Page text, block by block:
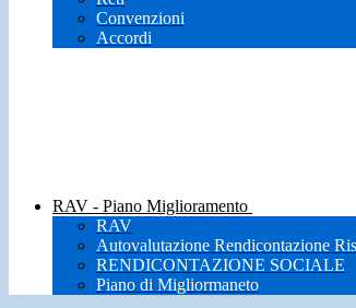
Convenzioni
Accordi
RAV - Piano Miglioramento
RAV
Autovalutazione Rendicontazione
RENDICONTAZIONE SOCIALE
Piano di Migliormaneto